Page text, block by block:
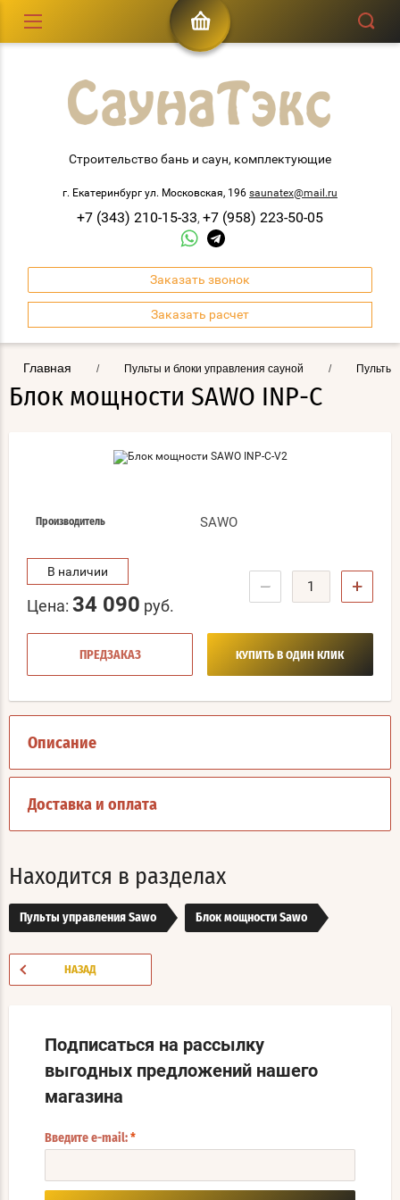
Строительство бань и саун, комплектующие
г. Екатеринбург ул. Московская, 196 saunatex@mail.ru
+7 (343) 210-15-33, +7 (958) 223-50-05
Заказать звонок
Заказать расчет
Главная / Пульты и блоки управления сауной / Пульты
Блок мощности SAWO INP-C
Производитель SAWO
В наличии
Цена: 34 090 руб.
− +
ПРЕДЗАКАЗ КУПИТЬ В ОДИН КЛИК
Описание
Доставка и оплата
Находится в разделах
Пульты управления Sawo Блок мощности Sawo
НАЗАД
Подписаться на рассылку
выгодных предложений нашего
магазина
Введите e-mail: *